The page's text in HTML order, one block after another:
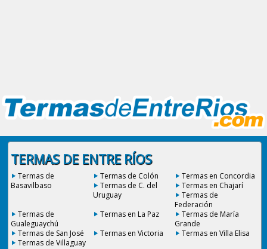
TERMAS DE ENTRE RÍOS
Termas de
Basavilbaso
Termas de Colón
Termas en Concordia
Termas de C. del
Uruguay
Termas en Chajarí
Termas de
Federación
Termas de
Gualeguaychú
Termas en La Paz
Termas de María
Grande
Termas de San José
Termas en Victoria
Termas en Villa Elisa
Termas de Villaguay